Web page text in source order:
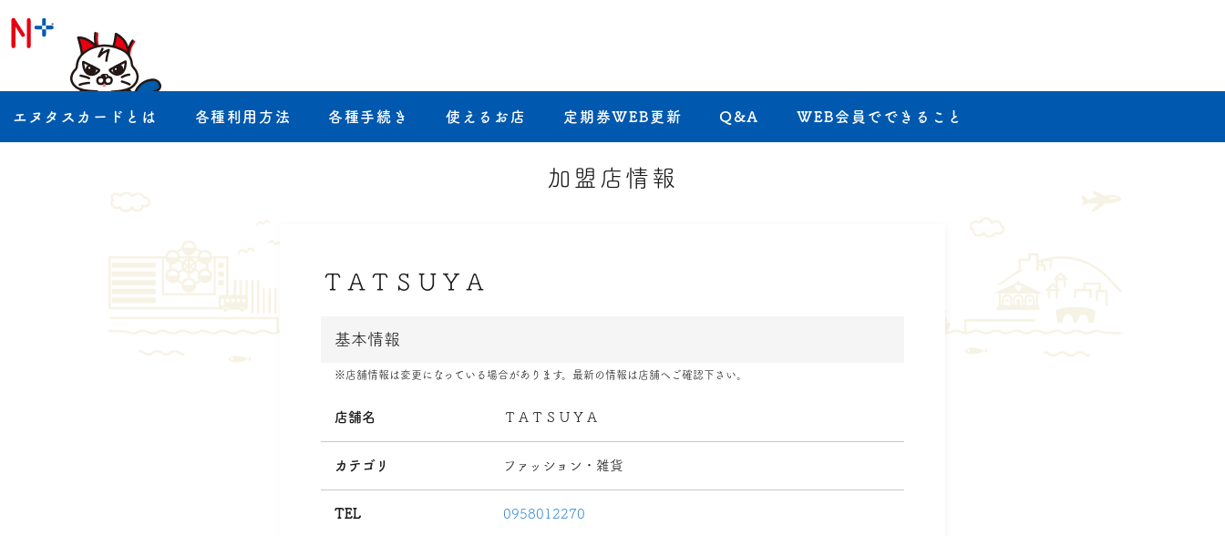
エヌタスカードとは 各種利用方法 各種手続き 使えるお店 定期券WEB更新 Q&A WEB会員でできること
加盟店情報
ＴＡＴＳＵＹＡ
基本情報
※店舗情報は変更になっている場合があります。最新の情報は店舗へご確認下さい。
店舗名 ＴＡＴＳＵＹＡ
カテゴリ ファッション・雑貨
TEL 0958012270